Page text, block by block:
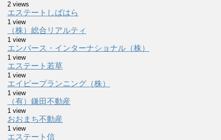
2 views
エステートしばはら
1 view
（株）総合リアルティ
1 view
エンバース・インターナショナル（株）
1 view
エステート若草
1 view
エイピープランニング（株）
1 view
（有）鎌田不動産
1 view
おおまち不動産
1 view
エステート信